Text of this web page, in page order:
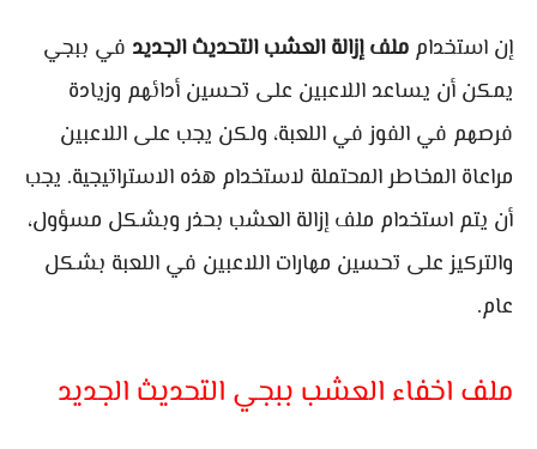
إن استخدام ملف إزالة العشب التحديث الجديد في ببجي
يمكن أن يساعد اللاعبين على تحسين أدائهم وزيادة
فرصهم في الفوز في اللعبة، ولكن يجب على اللاعبين
مراعاة المخاطر المحتملة لاستخدام هذه الاستراتيجية. يجب
أن يتم استخدام ملف إزالة العشب بحذر وبشكل مسؤول،
والتركيز على تحسين مهارات اللاعبين في اللعبة بشكل
عام.
ملف اخفاء العشب ببجي التحديث الجديد